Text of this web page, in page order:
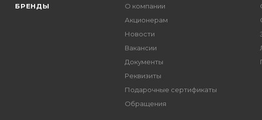
БРЕНДЫ
О компании
Акционерам
Новости
Вакансии
Документы
Реквизиты
Подарочные сертификаты
Обращения